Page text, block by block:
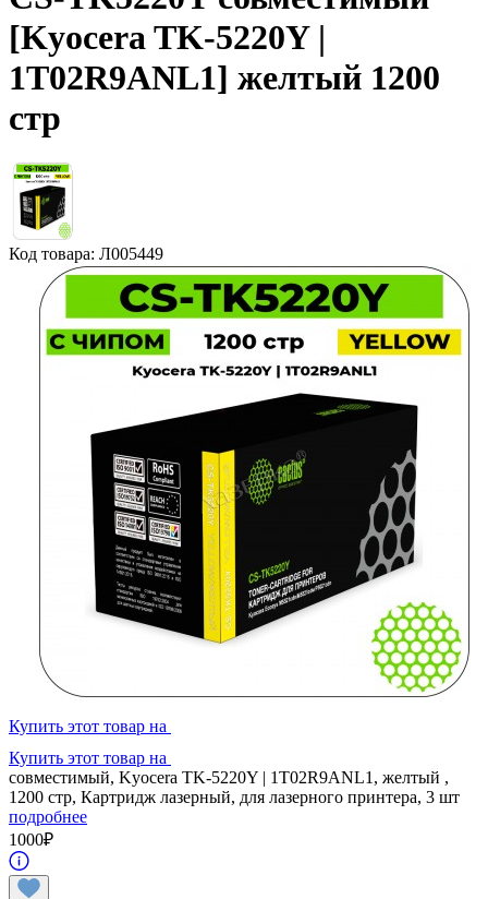
[Kyocera TK-5220Y |
1T02R9ANL1] желтый 1200
стр
Код товара: Л005449
Купить этот товар на
Купить этот товар на
совместимый, Kyocera TK-5220Y | 1T02R9ANL1, желтый ,
1200 стр, Картридж лазерный, для лазерного принтера, 3 шт
подробнее
1000₽